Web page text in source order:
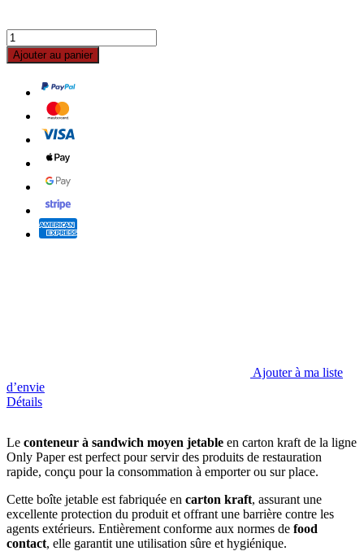
Ajouter au panier
Ajouter à ma liste
d’envie
Détails
Le conteneur à sandwich moyen jetable en carton kraft de la ligne
Only Paper est perfect pour servir des produits de restauration
rapide, conçu pour la consommation à emporter ou sur place.
Cette boîte jetable est fabriquée en carton kraft, assurant une
excellente protection du produit et offrant une barrière contre les
agents extérieurs. Entièrement conforme aux normes de food
contact, elle garantit une utilisation sûre et hygiénique.